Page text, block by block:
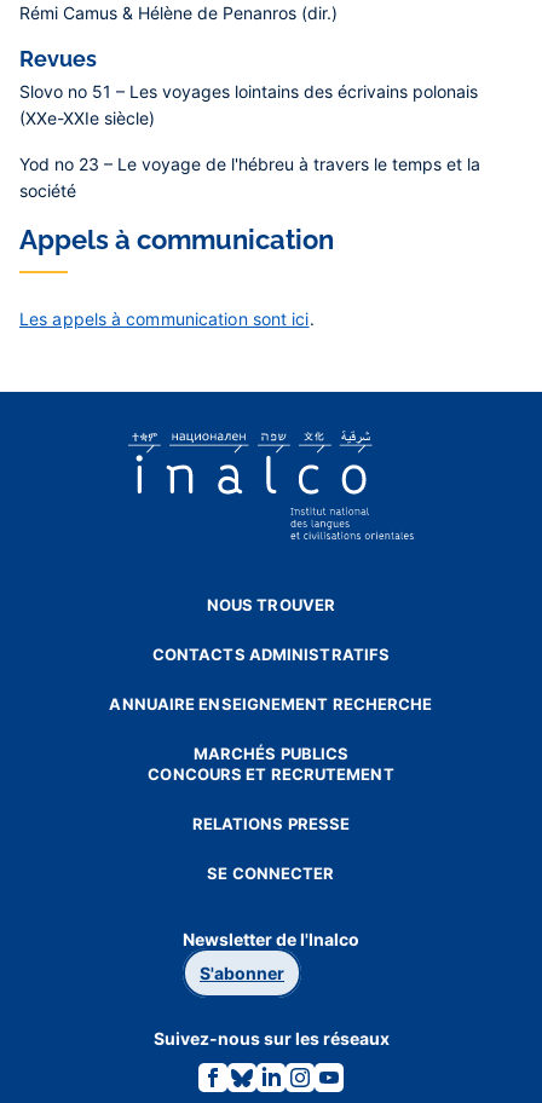
Rémi Camus & Hélène de Penanros (dir.)
Revues
Slovo no 51 – Les voyages lointains des écrivains polonais
(XXe-XXIe siècle)
Yod no 23 – Le voyage de l'hébreu à travers le temps et la
société
Appels à communication
Les appels à communication sont ici.
NOUS TROUVER
CONTACTS ADMINISTRATIFS
ANNUAIRE ENSEIGNEMENT RECHERCHE
MARCHÉS PUBLICS
CONCOURS ET RECRUTEMENT
RELATIONS PRESSE
SE CONNECTER
Newsletter de l'Inalco
S'abonner
Suivez-nous sur les réseaux
Lien
vers
Lien
vers
Lien
vers
Lien
vers
Lien
vers